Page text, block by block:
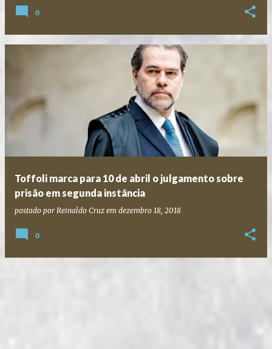
0
Toffoli marca para 10 de abril o julgamento sobre
prisão em segunda instância
postado por Reinaldo Cruz em dezembro 18, 2018
0